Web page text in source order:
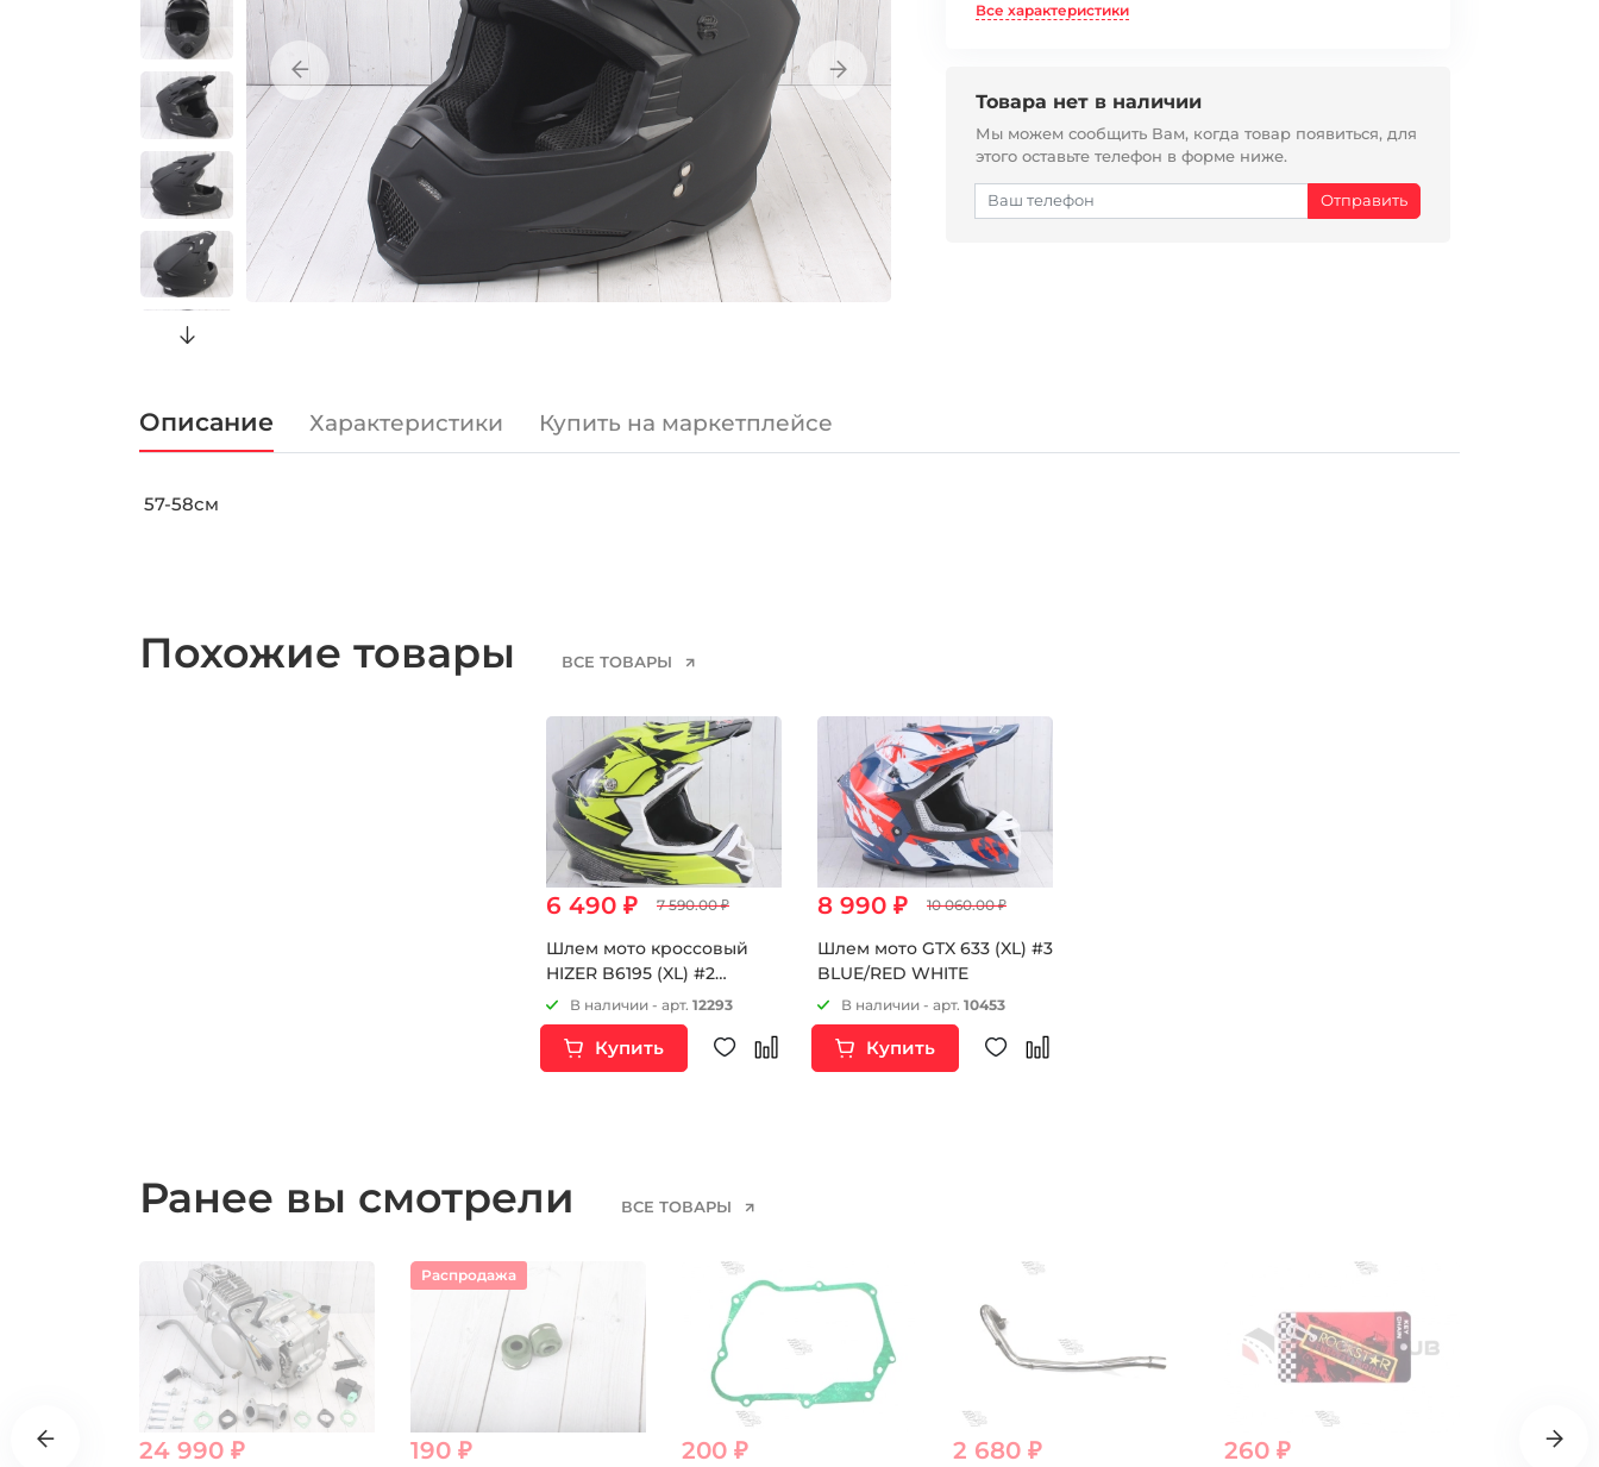
Все характеристики
Товара нет в наличии
Мы можем сообщить Вам, когда товар появиться, для
этого оставьте телефон в форме ниже.
Описание Характеристики Купить на маркетплейсе
57-58см
Похожие товары ВСЕ ТОВАРЫ
6 490 ₽ 7 590.00 ₽
Шлем мото кроссовый
HIZER B6195 (XL) #2
black/yellow
В наличии - арт. 12293
Купить
8 990 ₽ 10 060.00 ₽
Шлем мото GTX 633 (XL) #3
BLUE/RED WHITE
В наличии - арт. 10453
Купить
Ранее вы смотрели ВСЕ ТОВАРЫ
24 990 ₽
Распродажа
190 ₽ 200 ₽ 2 680 ₽ 260 ₽ 190 ₽